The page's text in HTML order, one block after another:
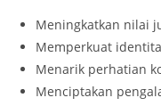
Meningkatkan nilai
Memperkuat
Menarik perhatian
Menciptakan